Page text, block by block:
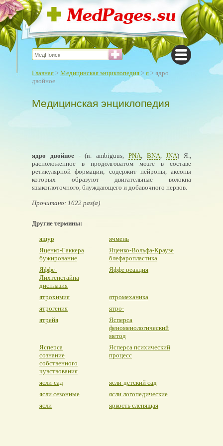
Главная > Медицинская энциклопедия > я > ядро
двойное
Медицинская энциклопедия
ядро двойное- (n. ambiguus, PNA, BNA,JNA) Я.,
расположенное в продолговатом мозге в составе
ретикулярной формации; содержит нейроны, аксоны
которых образуют двигательные волокна
языкоглоточного, блуждающего и добавочного нервов.
Прочитано: 1622 раз(а)
Другие термины:
ящур
ячмень
Яценко-Гаккера
бужирование
Яценко-Вольфа-Краузе
блефаропластика
Яффе-
Лихтенстайна
дисплазия
Яффе реакция
ятрохимия
ятромеханика
ятрогения
ятро-
ятрейя
Ясперса
феноменологический
метод
Ясперса
сознание
собственного
чувствования
Ясперса психический
процесс
ясли-сад
ясли-детский сад
ясли сезонные
ясли логопедические
ясли
яркость слепящая